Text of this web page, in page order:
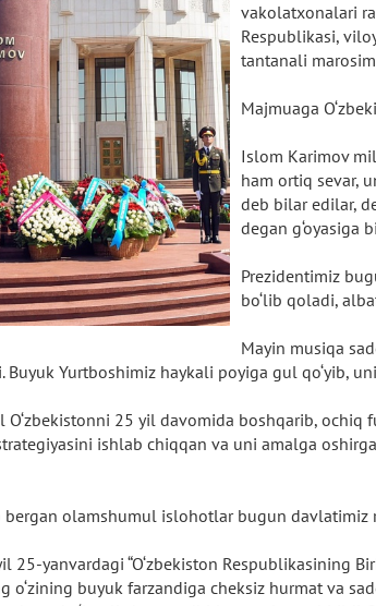
vakolatxonalari
Respublikasi,
tantanali
Majmuaga
Islom Karimov
ham ortiq sevar,
deb bilar edilar,
degan g‘oyasiga
Prezidentimiz
bo‘lib qoladi,
Mayin musiqa
Yurtboshimiz haykali poyiga gul qo‘yib,
O‘zbekistonni 25 yil davomida boshqarib,
ishlab chiqqan va uni amalga
bergan olamshumul islohotlar bugun
25-yanvardagi “O‘zbekiston Respublikasining
o‘zining buyuk farzandiga cheksiz hurmat va